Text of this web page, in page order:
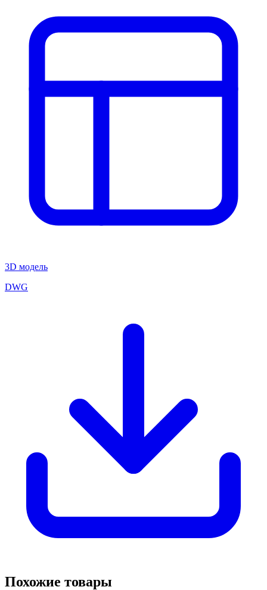
3D модель
DWG
Похожие товары